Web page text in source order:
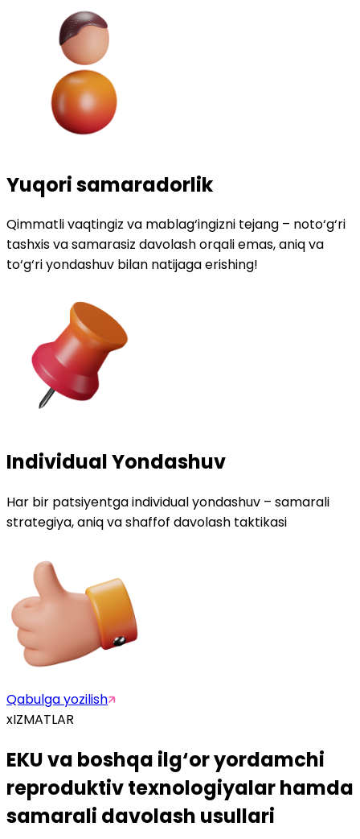
Yuqori samaradorlik
Qimmatli vaqtingiz va mablag‘ingizni tejang – noto‘g‘ri
tashxis va samarasiz davolash orqali emas, aniq va
to‘g‘ri yondashuv bilan natijaga erishing!
Individual Yondashuv
Har bir patsiyentga individual yondashuv – samarali
strategiya, aniq va shaffof davolash taktikasi
Qabulga yozilish
xIZMATLAR
EKU va boshqa ilg‘or yordamchi
reproduktivtexnologiyalar hamda
samarali davolash usullari